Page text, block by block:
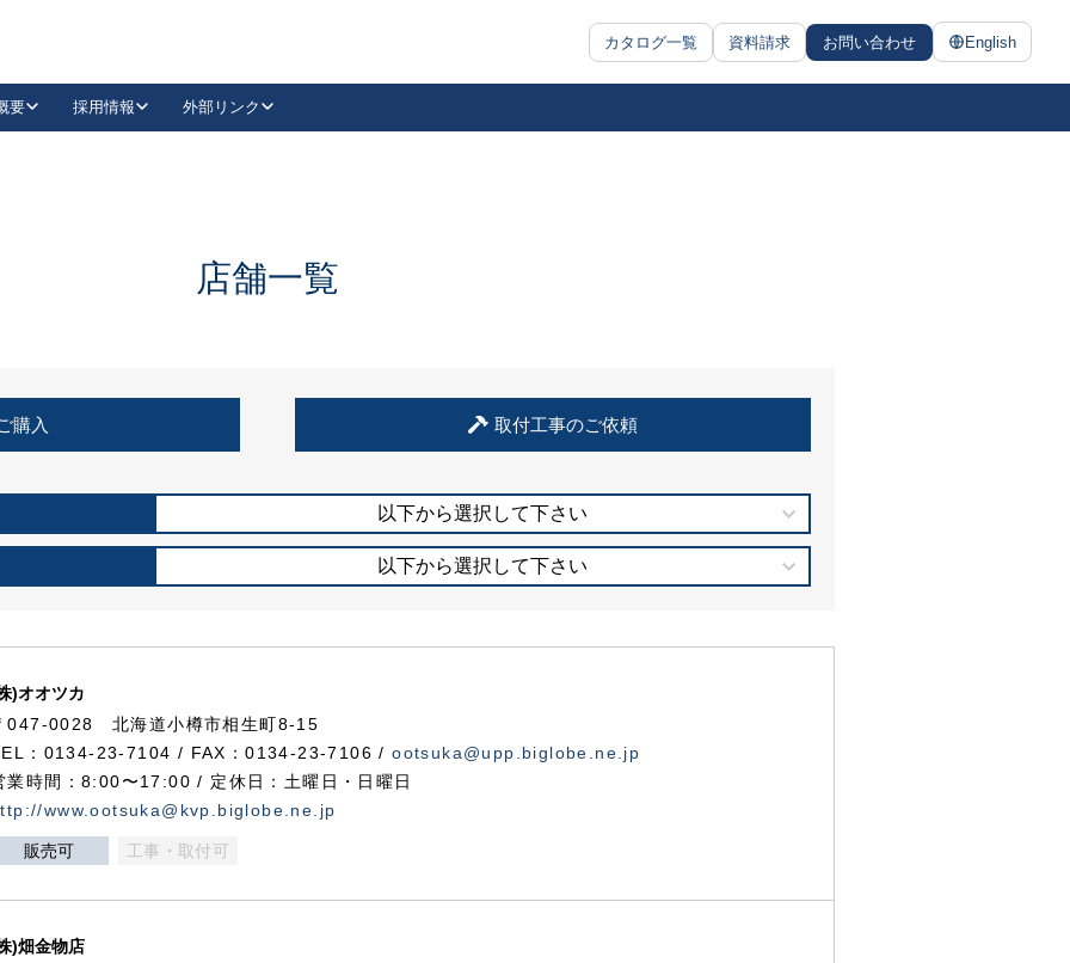
カタログ一覧 資料請求 お問い合わせ English
抗ウイルス・抗菌製品
要 採用情報 外部リンク
LinkedIn
住宅使用部材標準化推進協議会
店舗一覧
購入 取付工事のご依頼
以下から選択して下さい
以下から選択して下さい
)オオツカ
047-0028 北海道小樽市相生町8-15
：0134-23-7104 / FAX：0134-23-7106 /ootsuka@upp.biglobe.ne.jp
業時間：8:00〜17:00 / 定休日：土曜日・日曜日
www.ootsuka@kvp.biglobe.ne.jp
販売可 工事・取付可
)畑金物店